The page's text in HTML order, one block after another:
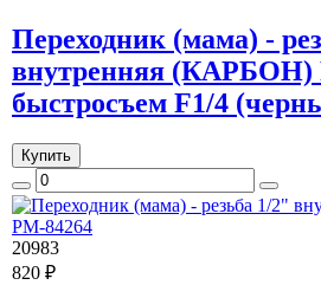
Переходник (мама) -
внутренняя (КАРБОН)
быстросъем F1/4
Купить
20983
820 ₽